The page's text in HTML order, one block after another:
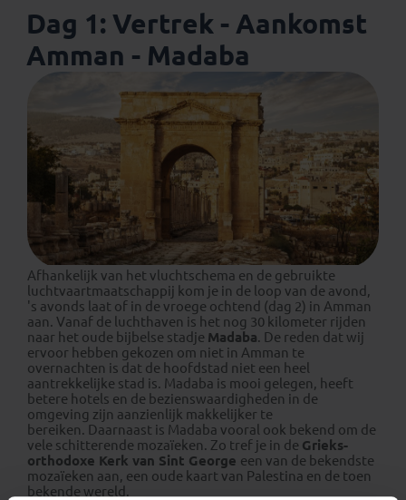
Dag 1: Vertrek - Aankomst
Amman - Madaba
Afhankelijk van het vluchtschema en de gebruikte
luchtvaartmaatschappij kom je in de loop van de avond,
's avonds laat of in de vroege ochtend (dag 2) in Amman
aan. Vanaf de luchthaven is het nog 30 kilometer rijden
naar het oude bijbelse stadje Madaba. De reden dat wij
ervoor hebben gekozen om niet in Amman te
overnachten is dat de hoofdstad niet een heel
aantrekkelijke stad is. Madaba is mooi gelegen, heeft
betere hotels en de bezienswaardigheden in de
omgeving zijn aanzienlijk makkelijker te
bereiken. Daarnaast is Madaba vooral ook bekend om de
vele schitterende mozaïeken. Zo tref je in de Grieks-
orthodoxe Kerk van Sint George een van de bekendste
mozaïeken aan, een oude kaart van Palestina en de toen
bekende wereld.